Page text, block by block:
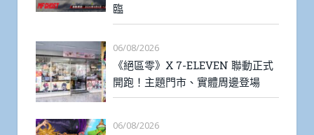
臨
06/08/2026
《絕區零》X 7-ELEVEN 聯動正式
開跑！主題門市、實體周邊登場
06/08/2026